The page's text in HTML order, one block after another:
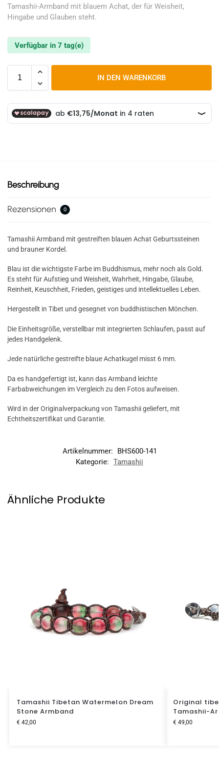
Tamashii-Armband mit blauem Achat, der für Weisheit,
Hingabe und Glauben steht.
Verfügbar in 7 tag(e)
IN DEN WARENKORB
Beschreibung
Rezensionen 0
Tamashii Armband mit gestreiften blauen Achat Geburtssteinen
und brauner Kordel.
Blau ist die wichtigste Farbe im Buddhismus, mehr noch als Gold.
Es steht für Aufstieg und Weisheit, Wahrheit, Hingabe, Glaube,
Reinheit, Keuschheit, Frieden, geistiges und intellektuelles Leben.
Hergestellt in Tibet und gesegnet von buddhistischen Mönchen.
Die Einheitsgröße, verstellbar mit integrierten Schlaufen, passt auf
jedes Handgelenk.
Jede natürliche gestreifte blaue Achatkugel misst 6 mm.
Da es handgefertigt ist, kann das Armband leichte
Farbabweichungen im Vergleich zu den Fotos aufweisen.
Wird in der Originalverpackung von Tamashii geliefert, mit
Echtheitszertifikat und Garantie.
Artikelnummer:
BHS600-141
Kategorie: Tamashii
Ähnliche Produkte
Tamashii Tibetan Watermelon Dream
Stone Armband
€42,00
Original
Tamashii-
€49,00